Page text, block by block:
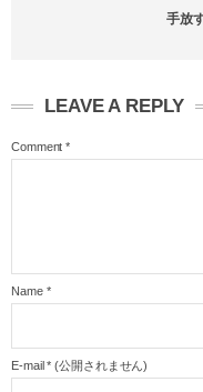
手放
LEAVE A REPLY
Comment *
Name *
E-mail * (公開されません)